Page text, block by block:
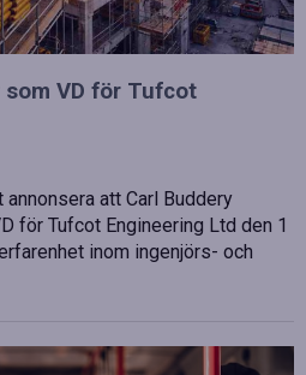
som VD för Tufcot
att Carl Buddery
för Tufcot Engineering Ltd den 1
inom ingenjörs- och